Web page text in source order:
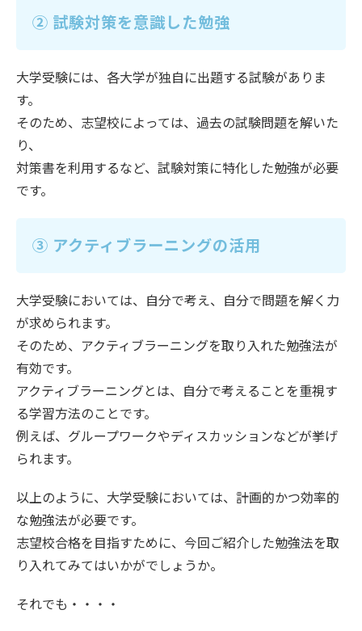
② 試験対策を意識した勉強
大学受験には、各大学が独自に出題する試験がありま
す。
そのため、志望校によっては、過去の試験問題を解いた
り、
対策書を利用するなど、試験対策に特化した勉強が必要
です。
③ アクティブラーニングの活用
大学受験においては、自分で考え、自分で問題を解く力
が求められます。
そのため、アクティブラーニングを取り入れた勉強法が
有効です。
アクティブラーニングとは、自分で考えることを重視す
る学習方法のことです。
例えば、グループワークやディスカッションなどが挙げ
られます。
以上のように、大学受験においては、計画的かつ効率的
な勉強法が必要です。
志望校合格を目指すために、今回ご紹介した勉強法を取
り入れてみてはいかがでしょうか。
それでも・・・・